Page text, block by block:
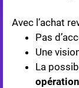
Avec l’achat
Pas
Une
La
opération